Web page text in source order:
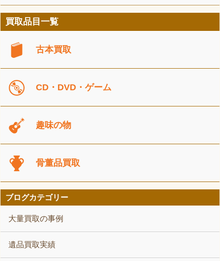
買取品目一覧
古本買取
CD・DVD・ゲーム
趣味の物
骨董品買取
ブログカテゴリー
大量買取の事例
遺品買取実績